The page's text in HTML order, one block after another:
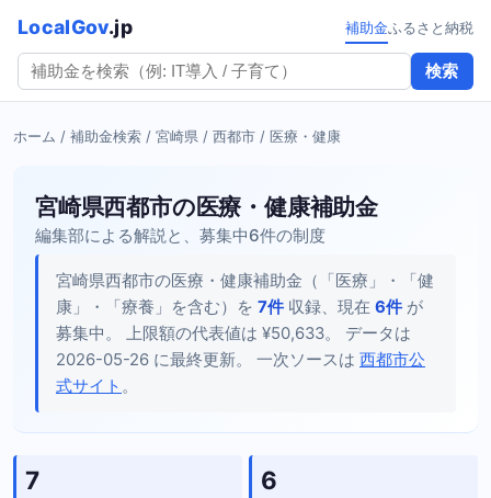
LocalGov.jp
検索
補助金ふるさと納税
ホーム / 補助金検索 / 宮崎県 / 西都市 / 医療・健康
宮崎県西都市の医療・健康補助金
編集部による解説と、募集中6件の制度
宮崎県西都市の医療・健康補助金（「医療」・「健
康」・「療養」を含む）を 7件 収録、現在 6件 が
募集中。 上限額の代表値は ¥50,633。 データは
2026-05-26 に最終更新。 一次ソースは 西都市公
式サイト 。
7 6